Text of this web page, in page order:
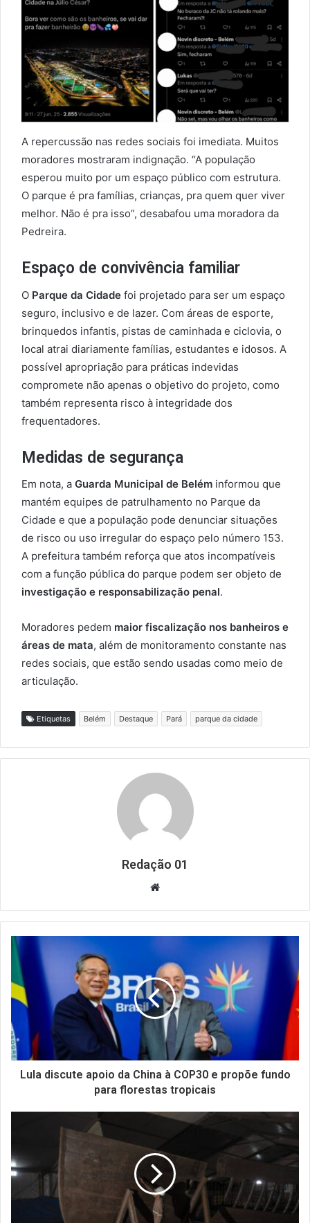
A repercussão nas redes sociais foi imediata. Muitos
moradores mostraram indignação. “A população
esperou muito por um espaço público com estrutura.
O parque é pra famílias, crianças, pra quem quer viver
melhor. Não é pra isso”, desabafou uma moradora da
Pedreira.
Espaço de convivência familiar
O Parque da Cidade foi projetado para ser um espaço
seguro, inclusivo e de lazer. Com áreas de esporte,
brinquedos infantis, pistas de caminhada e ciclovia, o
local atrai diariamente famílias, estudantes e idosos. A
possível apropriação para práticas indevidas
compromete não apenas o objetivo do projeto, como
também representa risco à integridade dos
frequentadores.
Medidas de segurança
Em nota, a Guarda Municipal de Belém informou que
mantém equipes de patrulhamento no Parque da
Cidade e que a população pode denunciar situações
de risco ou uso irregular do espaço pelo número 153.
A prefeitura também reforça que atos incompatíveis
com a função pública do parque podem ser objeto de
investigação e responsabilização penal.
Moradores pedem maior fiscalização nos banheiros e
áreas de mata, além de monitoramento constante nas
redes sociais, que estão sendo usadas como meio de
articulação.
Etiquetas Belém Destaque Pará parque da cidade
Redação 01
Website
Lula discute apoio da China à COP30 e propõe fundo
para florestas tropicais